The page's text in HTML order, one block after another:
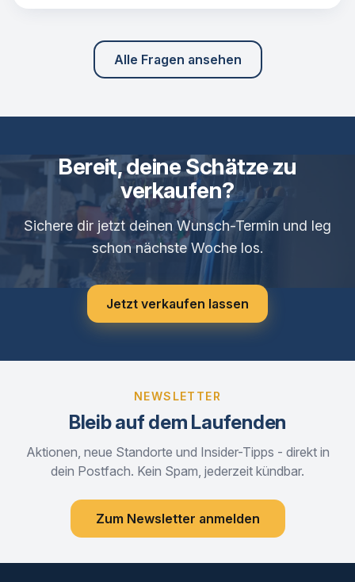
Alle Fragen ansehen
Bereit, deine Schätze zu
verkaufen?
Sichere dir jetzt deinen Wunsch-Termin und leg
schon nächste Woche los.
Jetzt verkaufen lassen
NEWSLETTER
Bleib auf dem Laufenden
Aktionen, neue Standorte und Insider-Tipps - direkt in
dein Postfach. Kein Spam, jederzeit kündbar.
Zum Newsletter anmelden